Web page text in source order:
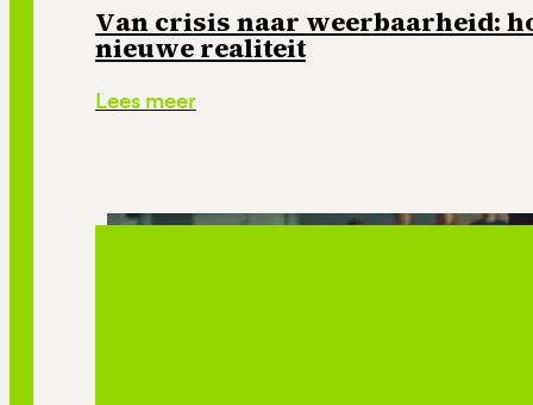
Van crisis naar weerbaarheid:
nieuwe realiteit
Lees meer